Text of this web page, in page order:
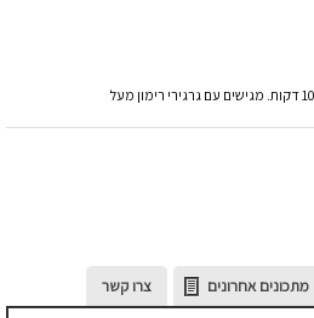
מתכונים אחרונים צרו קשר